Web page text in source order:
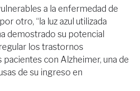
a la enfermedad de
otro, “la luz azul utilizada
demostrado su potencial
los trastornos
pacientes con Alzheimer, una de
de su ingreso en